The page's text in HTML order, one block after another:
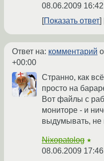
08.06.2009
Показать ответ
Ответ на: комментарий
+00:00
Странно, как
просто на
Вот файлы с
мониторе - и
выдумывать, не
Nixopatolog ★
08.06.2009